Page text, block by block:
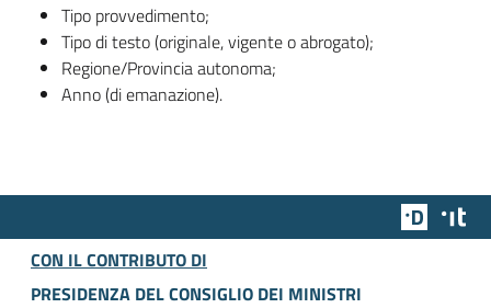
Tipo provvedimento;
Tipo di testo (originale, vigente o abrogato);
Regione/Provincia autonoma;
Anno (di emanazione).
Team
CON IL CONTRIBUTO DI
PRESIDENZA DEL CONSIGLIO DEI MINISTRI